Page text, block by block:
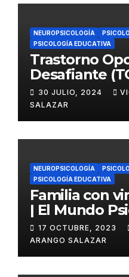
NEUROPSICOLOGÍA
PSICOLOGÍA EDUCATIVA
Trastorno
Desafiante
Psicológico
30 JULIO, 2024
SALAZAR
NEUROPSICOLOGÍA
PSICOLOGÍA EDUCATIVA
Familia con
| El Mundo
17 OCTUBRE, 2023
ARANGO SALAZAR